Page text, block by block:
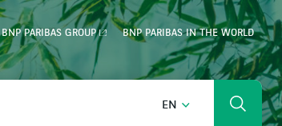
BNP PARIBAS GROUP BNP PARIBAS IN THE WORLD
EN ENGLISH Search